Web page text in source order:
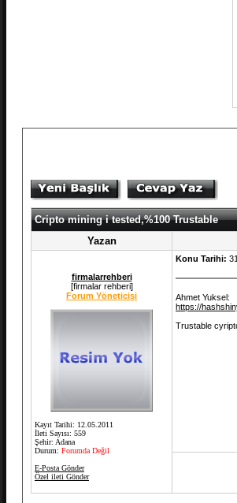
Cripto mining i tested,%100
Yazan
firmalarrehberi
[firmalar rehberi]
Forum Yöneticisi
Kayıt Tarihi: 12.05.2011
İleti Sayısı: 559
Şehir: Adana
Durum: Forumda Değil
E-Posta Gönder
Özel ileti Gönder
Konu Tarihi:
Ahmet Yuksel:
https://
Trustable